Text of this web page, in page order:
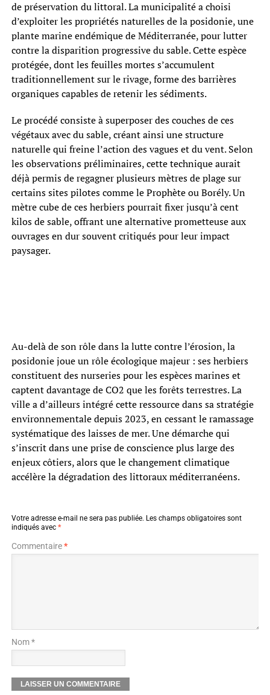
de préservation du littoral. La municipalité a choisi
d’exploiter les propriétés naturelles de la posidonie, une
plante marine endémique de Méditerranée, pour lutter
contre la disparition progressive du sable. Cette espèce
protégée, dont les feuilles mortes s’accumulent
traditionnellement sur le rivage, forme des barrières
organiques capables de retenir les sédiments.
Le procédé consiste à superposer des couches de ces
végétaux avec du sable, créant ainsi une structure
naturelle qui freine l’action des vagues et du vent. Selon
les observations préliminaires, cette technique aurait
déjà permis de regagner plusieurs mètres de plage sur
certains sites pilotes comme le Prophète ou Borély. Un
mètre cube de ces herbiers pourrait fixer jusqu’à cent
kilos de sable, offrant une alternative prometteuse aux
ouvrages en dur souvent critiqués pour leur impact
paysager.
Au-delà de son rôle dans la lutte contre l’érosion, la
posidonie joue un rôle écologique majeur : ses herbiers
constituent des nurseries pour les espèces marines et
captent davantage de CO2 que les forêts terrestres. La
ville a d’ailleurs intégré cette ressource dans sa stratégie
environnementale depuis 2023, en cessant le ramassage
systématique des laisses de mer. Une démarche qui
s’inscrit dans une prise de conscience plus large des
enjeux côtiers, alors que le changement climatique
accélère la dégradation des littoraux méditerranéens.
Votre adresse e-mail ne sera pas publiée. Les champs obligatoires sont
indiqués avec *
Commentaire*
Nom *